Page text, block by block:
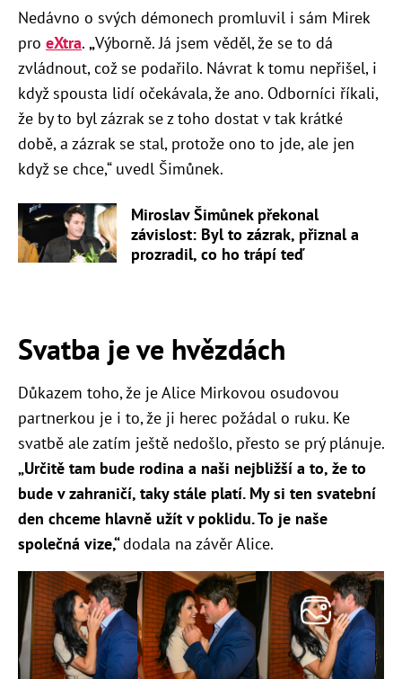
Nedávno o svých démonech promluvil i sám Mirek
pro eXtra. „Výborně. Já jsem věděl, že se to dá
zvládnout, což se podařilo. Návrat k tomu nepřišel, i
když spousta lidí očekávala, že ano. Odborníci říkali,
že by to byl zázrak se z toho dostat v tak krátké
době, a zázrak se stal, protože ono to jde, ale jen
když se chce,“ uvedl Šimůnek.
Miroslav Šimůnek překonal
závislost: Byl to zázrak, přiznal a
prozradil, co ho trápí teď
Svatba je ve hvězdách
Důkazem toho, že je Alice Mirkovou osudovou
partnerkou je i to, že ji herec požádal o ruku. Ke
svatbě ale zatím ještě nedošlo, přesto se prý plánuje.
„Určitě tam bude rodina a naši nejbližší a to, že to
bude v zahraničí, taky stále platí. My si ten svatební
den chceme hlavně užít v poklidu. To je naše
společná vize,“dodala na závěr Alice.